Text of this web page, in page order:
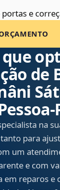
e
que
de
na
para
um
e com
em reparos e